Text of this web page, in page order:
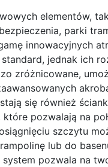
elementów,
parki
innowacyjnych
jednak ich
zróżnicowane,
się również
pozwalają na
szczytu
lub do
system pozwala na